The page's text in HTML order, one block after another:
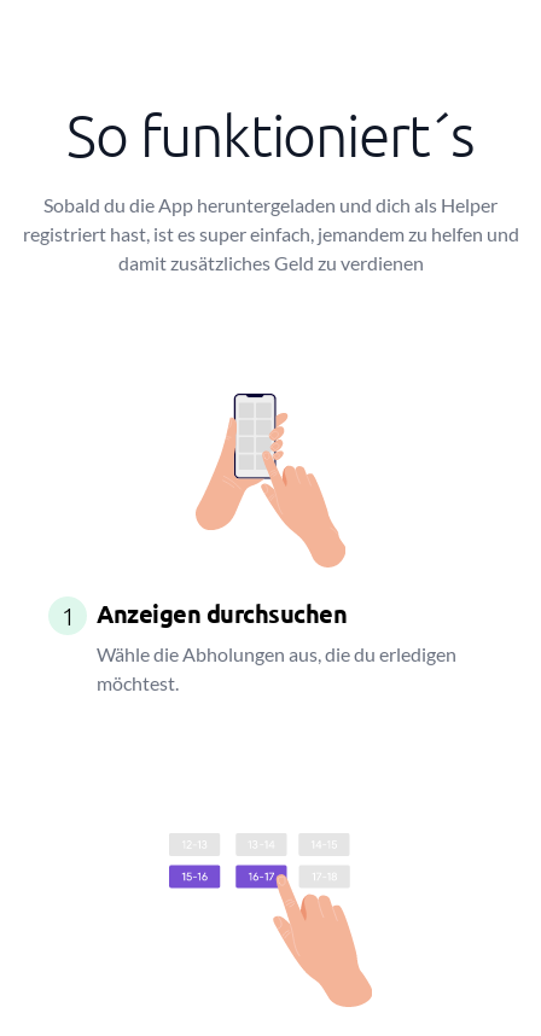
So funktioniert´s
Sobald du die App heruntergeladen und dich als Helper
registriert hast, ist es super einfach, jemandem zu helfen und
damit zusätzliches Geld zu verdienen
1 Anzeigen durchsuchen
Wähle die Abholungen aus, die du erledigen
möchtest.